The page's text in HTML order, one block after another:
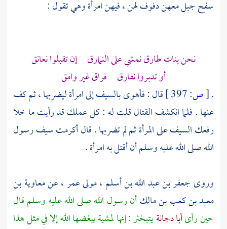
سفح جبل معهن دفوف لهن ، فيهن امرأة وهي تقول :
نحن بنات طارق نمشي على النمارق إن تقبلوا نعانق
أو تدبروا نفارق فراق غير وامق
.
[ص:
قال : فأهوى بالسيف إلى امرأة ليضربها ، ثم كف
عنها . فلما انكشف القتال قلت له : كل عملك قد رأيت ما خلا
رفعك السيف على المرأة ثم لم تضربها . قال أكرمت سيف رسول
الله صلى الله عليه وسلم أن أقتل به امرأة .
وروى جعفر بن عبد الله بن أسلم ،مولىعمر ،عنمعاوية بن
معبد بن كعب بن مالكأن رسول الله صلى الله عليه وسلم قال
حين رأىأبا دجانةيتبختر : إنها لمشية يبغضها الله إلا في مثل هذا